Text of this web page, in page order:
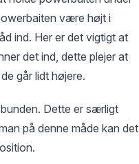
være højt i
ind. Her er det vigtigt at
det ind, dette plejer at
går lidt højere.
Dette er særligt
på denne måde kan det